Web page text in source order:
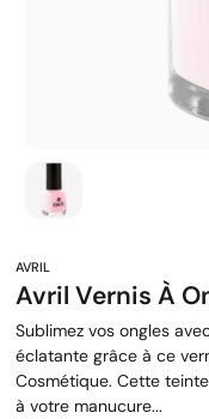
Avril Vernis À
Sublimez vos ongles
éclatante grâce à ce
Cosmétique. Cette
à votre manucure...